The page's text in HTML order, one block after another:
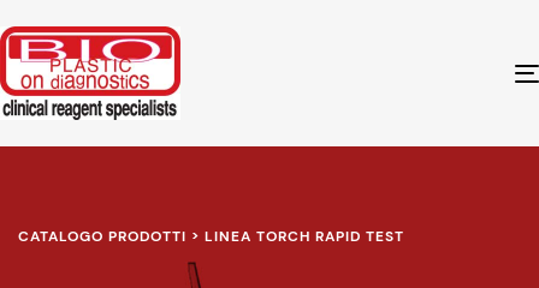
CATALOGO PRODOTTI > LINEA TORCH RAPID TEST